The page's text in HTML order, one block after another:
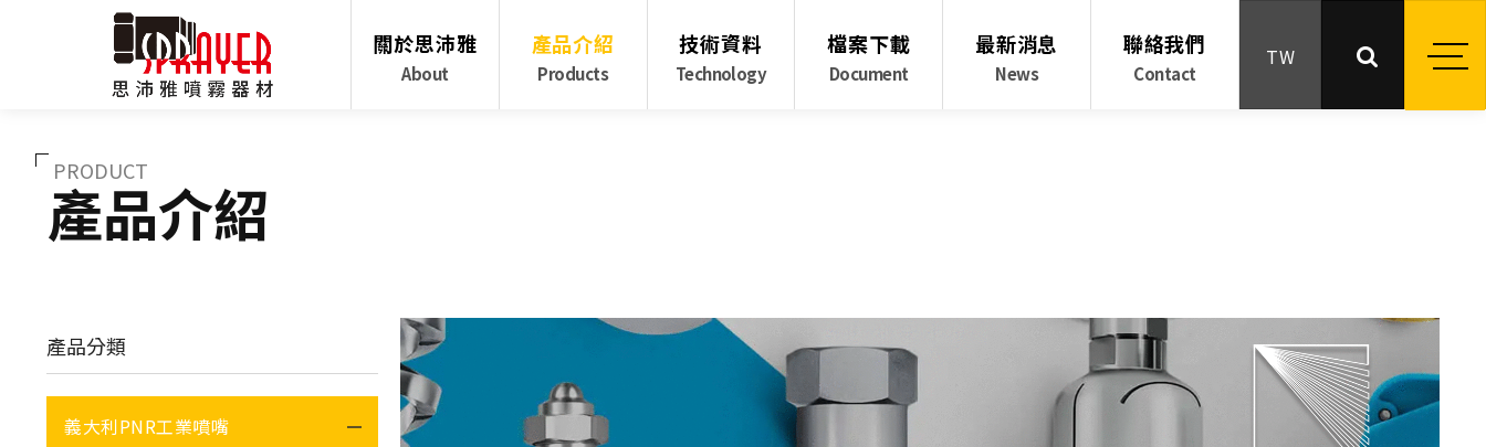
關於思沛雅
About
產品介紹
Products
技術資料
Technology
檔案下載
Document
最新消息
News
聯絡我們
Contact
TW
PRODUCT
產品介紹
產品分類
義大利PNR工業噴嘴